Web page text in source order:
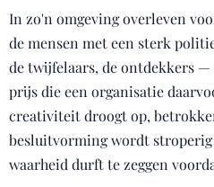
In zo'n omgeving overleven
de mensen met een sterk
de twijfelaars, de ontdekkers —
prijs die een organisatie
creativiteit droogt op,
besluitvorming wordt
waarheid durft te zeggen